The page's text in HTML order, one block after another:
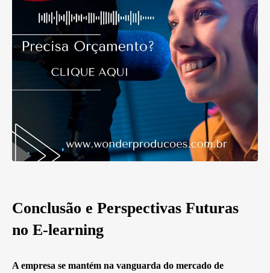
Conclusão e Perspectivas Futuras
no E-learning
A empresa se mantém na vanguarda do mercado de